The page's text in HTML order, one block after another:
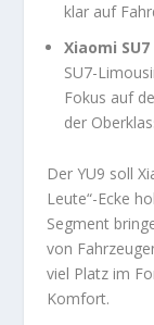
klar auf
Xiaomi SU7
SU7-
Fokus auf
der
Der YU9 soll
Leute“-Ecke
Segment
von
viel Platz im
Komfort.